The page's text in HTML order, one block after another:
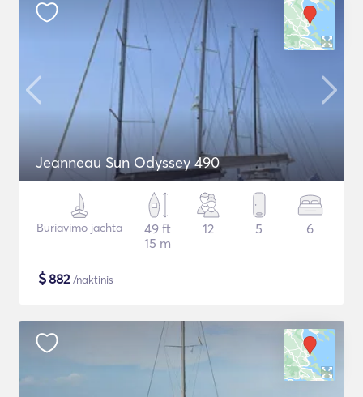
Jeanneau Sun Odyssey 490
Buriavimo jachta
49 ft
15 m
12 5 6
$882/naktinis